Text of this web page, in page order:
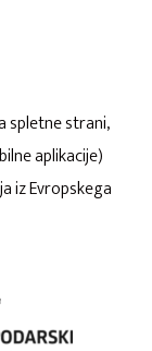
spletne strani,
aplikacije)
iz Evropskega